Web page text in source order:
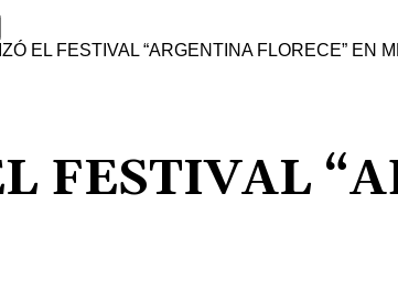
EL FESTIVAL “ARGENTINA FLORECE” EN
FESTIVAL